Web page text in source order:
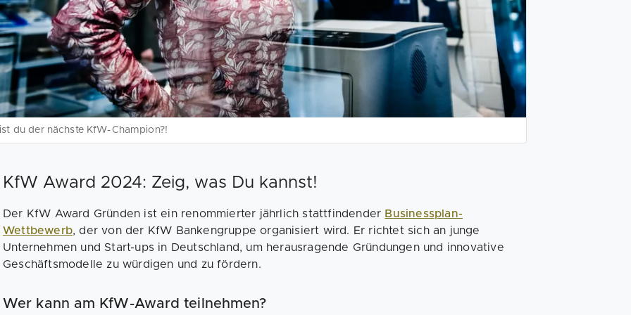
du der nächste KfW-Champion?!
KfW Award 2024: Zeig, was Du kannst!
Der KfW Award Gründen ist ein renommierter jährlich stattfindender Businessplan-
Wettbewerb, der von der KfW Bankengruppe organisiert wird. Er richtet sich an junge
Unternehmen und Start-ups in Deutschland, um herausragende Gründungen und innovative
Geschäftsmodelle zu würdigen und zu fördern.
Wer kann am KfW-Award teilnehmen?